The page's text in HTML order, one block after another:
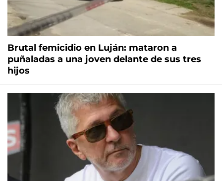
Brutal femicidio en Luján: mataron a
puñaladas a una joven delante de sus tres
hijos